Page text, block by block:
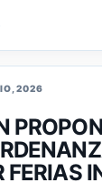
2026
FERIAS